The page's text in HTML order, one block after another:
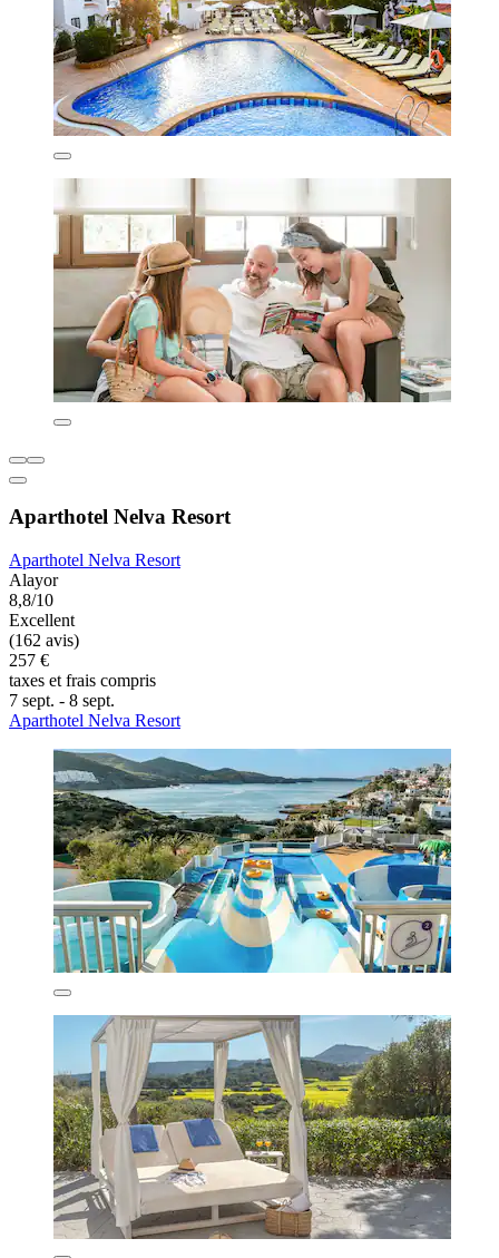
Aparthotel Nelva Resort
Aparthotel Nelva Resort
Alayor
8,8/10
Excellent
(162 avis)
257 €
taxes et frais compris
7 sept. - 8 sept.
Aparthotel Nelva Resort